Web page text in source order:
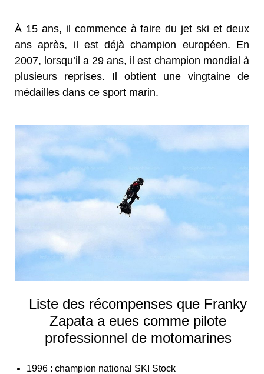
À 15 ans, il commence à faire du jet ski et deux
ans après, il est déjà champion européen. En
2007, lorsqu’il a 29 ans, il est champion mondial à
plusieurs reprises. Il obtient une vingtaine de
médailles dans ce sport marin.
Liste des récompenses que Franky
Zapata a eues comme pilote
professionnel de motomarines
1996 : champion national SKI Stock